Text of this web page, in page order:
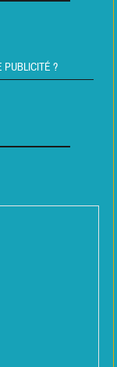
PUBLICITÉ ?